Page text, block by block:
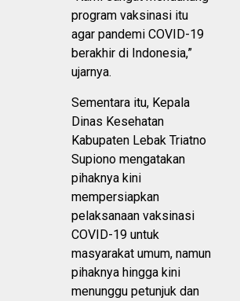
program vaksinasi itu
agar pandemi COVID-19
berakhir di Indonesia,”
ujarnya.
Sementara itu, Kepala
Dinas Kesehatan
Kabupaten Lebak Triatno
Supiono mengatakan
pihaknya kini
mempersiapkan
pelaksanaan vaksinasi
COVID-19 untuk
masyarakat umum, namun
pihaknya hingga kini
menunggu petunjuk dan